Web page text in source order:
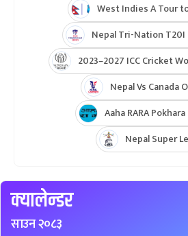
West Indies A Tour
Nepal Tri-Nation T20I
2023–2027 ICC Cricket
Nepal Vs Canada
Aaha RARA
Nepal Super
क्यालेन्डर
साउन २०८३